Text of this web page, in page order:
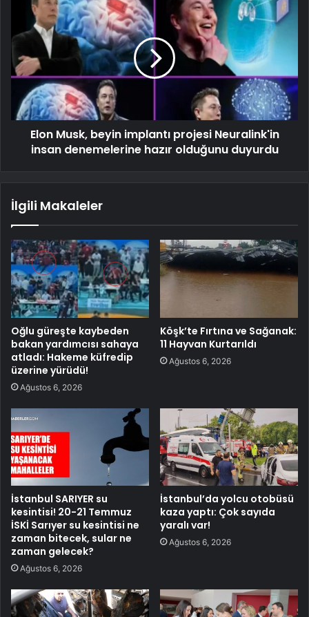
Elon Musk, beyin implantı projesi Neuralink'in
insan denemelerine hazır olduğunu duyurdu
İlgili Makaleler
Oğlu güreşte kaybeden
bakan yardımcısı sahaya
atladı: Hakeme küfredip
üzerine yürüdü!
Ağustos 6, 2026
Köşk’te Fırtına ve Sağanak:
11 Hayvan Kurtarıldı
Ağustos 6, 2026
İstanbul SARIYER su
kesintisi! 20-21 Temmuz
İSKİ Sarıyer su kesintisi ne
zaman bitecek, sular ne
zaman gelecek?
Ağustos 6, 2026
İstanbul’da yolcu otobüsü
kaza yaptı: Çok sayıda
yaralı var!
Ağustos 6, 2026